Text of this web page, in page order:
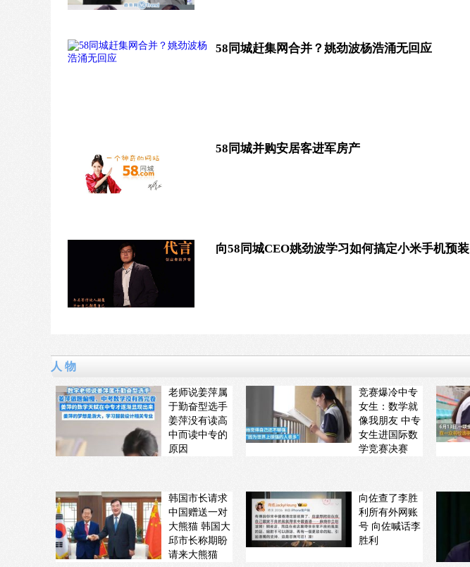
58同城赶集网合并？姚劲波杨浩涌无回应
58同城并购安居客进军房产
向58同城CEO姚劲波学习如何搞定小米手机预装
人 物
老师说姜萍属
于勤奋型选手
姜萍没有读高
中而读中专的
原因
竞赛爆冷中专
女生：数学就
像我朋友 中专
女生进国际数
学竞赛决赛
韩国市长请求
中国赠送一对
大熊猫 韩国大
邱市长称期盼
请来大熊猫
向佐查了李胜
利所有外网账
号 向佐喊话李
胜利